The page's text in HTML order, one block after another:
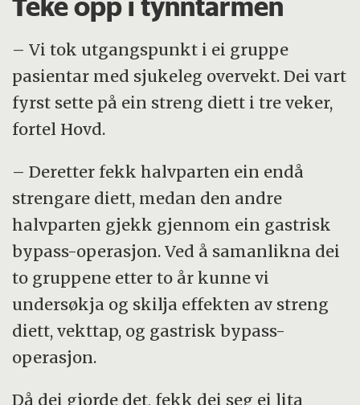
– Vi tok utgangspunkt i ei gruppe
pasientar med sjukeleg overvekt. Dei vart
fyrst sette på ein streng diett i tre veker,
fortel Hovd.
– Deretter fekk halvparten ein endå
strengare diett, medan den andre
halvparten gjekk gjennom ein gastrisk
bypass-operasjon. Ved å samanlikna dei
to gruppene etter to år kunne vi
undersøkja og skilja effekten av streng
diett, vekttap, og gastrisk bypass-
operasjon.
Då dei gjorde det, fekk dei seg ei lita